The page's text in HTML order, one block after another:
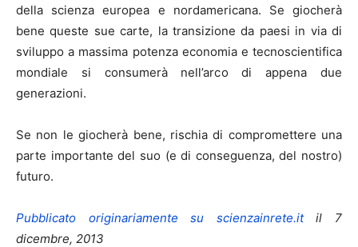
della scienza europea e nordamericana. Se giocherà
bene queste sue carte, la transizione da paesi in via di
sviluppo a massima potenza economia e tecnoscientifica
mondiale si consumerà nell’arco di appena due
generazioni.
Se non le giocherà bene, rischia di compromettere una
parte importante del suo (e di conseguenza, del nostro)
futuro.
Pubblicato originariamente su scienzainrete.itil 7
dicembre, 2013